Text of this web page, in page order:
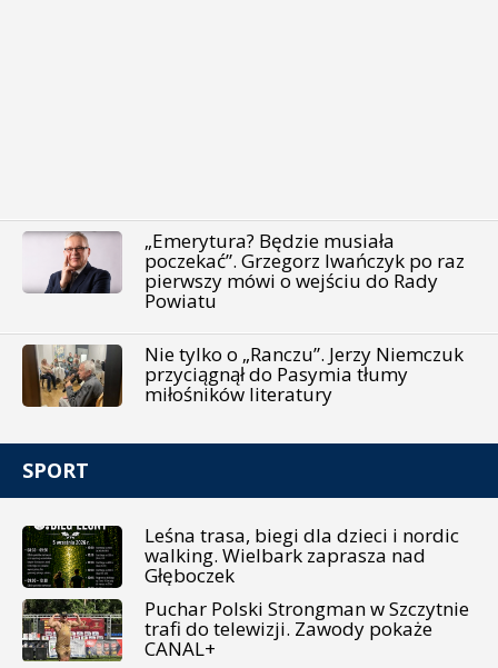
„Emerytura? Będzie musiała
poczekać”. Grzegorz Iwańczyk po raz
pierwszy mówi o wejściu do Rady
Powiatu
Nie tylko o „Ranczu”. Jerzy Niemczuk
przyciągnął do Pasymia tłumy
miłośników literatury
SPORT
Leśna trasa, biegi dla dzieci i nordic
walking. Wielbark zaprasza nad
Głęboczek
Puchar Polski Strongman w Szczytnie
trafi do telewizji. Zawody pokaże
CANAL+